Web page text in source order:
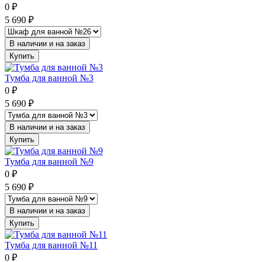
0 ₽
5 690 ₽
В наличии и на заказ
Купить
Тумба для ванной №3
0 ₽
5 690 ₽
В наличии и на заказ
Купить
Тумба для ванной №9
0 ₽
5 690 ₽
В наличии и на заказ
Купить
Тумба для ванной №11
0 ₽